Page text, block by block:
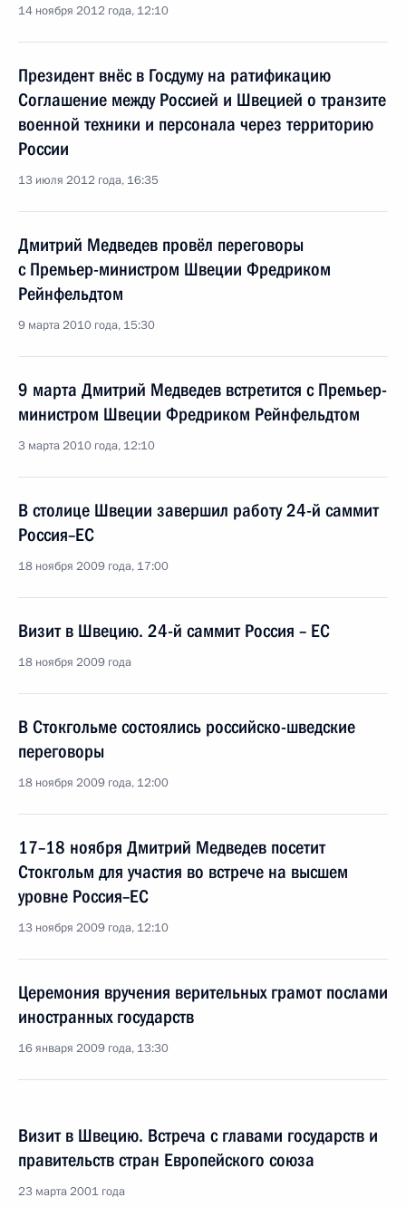
14 ноября 2012 года, 12:10
Президент внёс в Госдуму на ратификацию
Соглашение между Россией и Швецией о транзите
военной техники и персонала через территорию
России
13 июля 2012 года, 16:35
Дмитрий Медведев провёл переговоры
с Премьер-министром Швеции Фредриком
Рейнфельдтом
9 марта 2010 года, 15:30
9 марта Дмитрий Медведев встретится с Премьер-
министром Швеции Фредриком Рейнфельдтом
3 марта 2010 года, 12:10
В столице Швеции завершил работу 24-й саммит
Россия–ЕС
18 ноября 2009 года, 17:00
Визит в Швецию. 24-й саммит Россия – ЕС
18 ноября 2009 года
В Стокгольме состоялись российско-шведские
переговоры
18 ноября 2009 года, 12:00
17–18 ноября Дмитрий Медведев посетит
Стокгольм для участия во встрече на высшем
уровне Россия–ЕС
13 ноября 2009 года, 12:10
Церемония вручения верительных грамот послами
иностранных государств
16 января 2009 года, 13:30
Визит в Швецию. Встреча с главами государств и
правительств стран Европейского союза
23 марта 2001 года